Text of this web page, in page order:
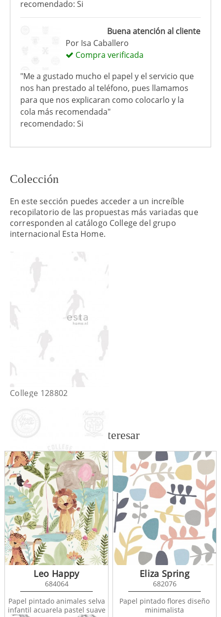
recomendado: Si
Buena atención al cliente
Por Isa Caballero
Compra verificada
"Me a gustado mucho el papel y el servicio que
nos han prestado al teléfono, pues llamamos
para que nos explicaran como colocarlo y la
cola más recomendada"
recomendado: Si
Colección
En este sección puedes acceder a un increíble
recopilatorio de las propuestas más variadas que
corresponden al catálogo College del grupo
internacional Esta Home.
College 128802
College 128805
También te puede interesar
Leo Happy
684064
Papel pintado animales selva
infantil acuarela pastel suave
Eliza Spring
682076
Papel pintado flores diseño
minimalista